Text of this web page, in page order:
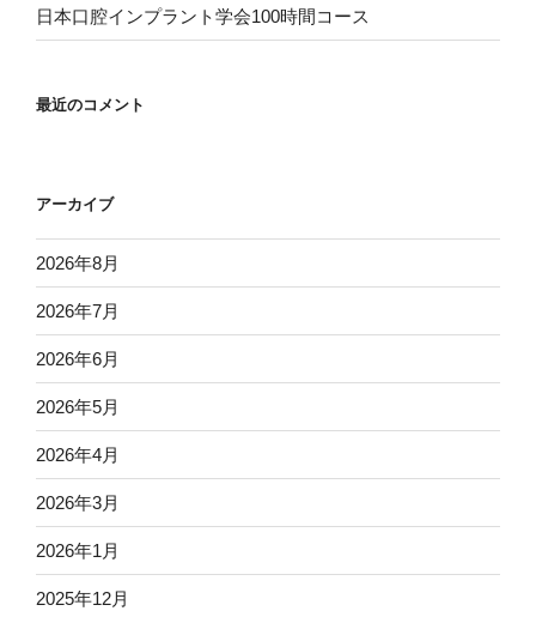
日本口腔インプラント学会100時間コース
最近のコメント
アーカイブ
2026年8月
2026年7月
2026年6月
2026年5月
2026年4月
2026年3月
2026年1月
2025年12月